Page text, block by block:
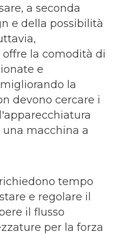
a seconda
e della possibilità
la comodità di
e
la
devono cercare i
una macchina a
tempo
e regolare il
il flusso
per la forza